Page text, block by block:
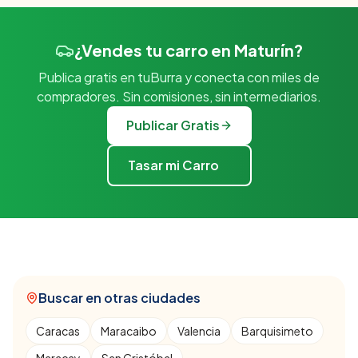
¿Vendes tu carro en Maturín?
Publica gratis en tuBurra y conecta con miles de
compradores. Sin comisiones, sin intermediarios.
Publicar Gratis
Tasar mi Carro
Buscar en otras ciudades
Caracas Maracaibo Valencia
Barquisimeto